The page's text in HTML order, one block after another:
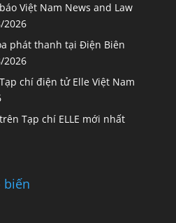
Việt Nam News and Law
2026
phát thanh tại Điện Biên
2026
chí điện tử Elle Việt Nam
Tạp chí ELLE mới nhất
biến